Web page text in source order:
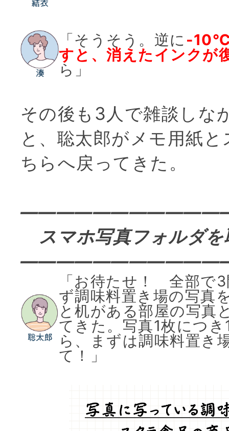
「そうそう。逆に -10℃
すと、消えたインクが
ら」
その後も3人で雑談しな
と、聡太郎がメモ用紙
ちらへ戻ってきた。
スマホ写真フォルダ
「お待たせ！ 全部で
ず調味料置き場の写真
と机がある部屋の写真
てきた。写真1枚につ
ら、まずは調味料置き
て！」